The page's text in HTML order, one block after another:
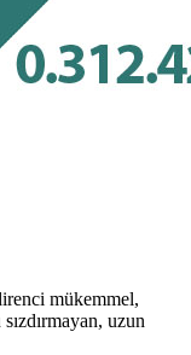
mükemmel,
uzun